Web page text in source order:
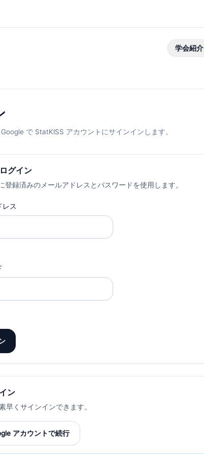
学会紹介
で StatKISS アカウントにサインインします。
グイン
登録済みのメールアドレスとパスワードを使用します。
レス
ン
早くサインインできます。
アカウントで続行